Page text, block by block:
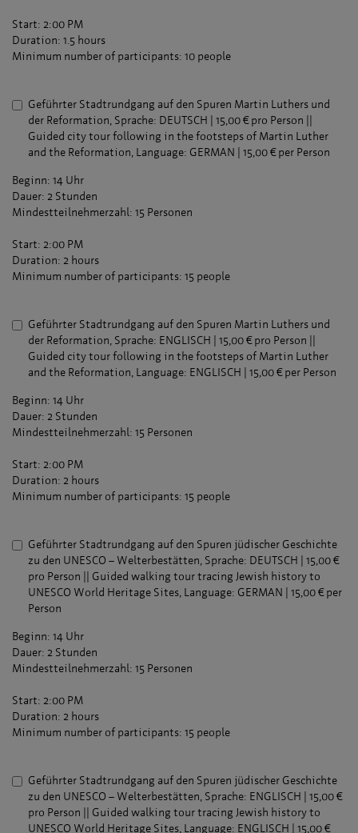
Start: 2:00 PM
Duration: 1.5 hours
Minimum number of participants: 10 people
Geführter Stadtrundgang auf den Spuren Martin Luthers und
der Reformation, Sprache: DEUTSCH | 15,00 € pro Person ||
Guided city tour following in the footsteps of Martin Luther
and the Reformation, Language: GERMAN | 15,00 € per Person
Beginn: 14 Uhr
Dauer: 2 Stunden
Mindestteilnehmerzahl: 15 Personen
Start: 2:00 PM
Duration: 2 hours
Minimum number of participants: 15 people
Geführter Stadtrundgang auf den Spuren Martin Luthers und
der Reformation, Sprache: ENGLISCH | 15,00 € pro Person ||
Guided city tour following in the footsteps of Martin Luther
and the Reformation, Language: ENGLISCH | 15,00 € per Person
Beginn: 14 Uhr
Dauer: 2 Stunden
Mindestteilnehmerzahl: 15 Personen
Start: 2:00 PM
Duration: 2 hours
Minimum number of participants: 15 people
Geführter Stadtrundgang auf den Spuren jüdischer Geschichte
zu den UNESCO – Welterbestätten, Sprache: DEUTSCH | 15,00 €
pro Person || Guided walking tour tracing Jewish history to
UNESCO World Heritage Sites, Language: GERMAN | 15,00 € per
Person
Beginn: 14 Uhr
Dauer: 2 Stunden
Mindestteilnehmerzahl: 15 Personen
Start: 2:00 PM
Duration: 2 hours
Minimum number of participants: 15 people
Geführter Stadtrundgang auf den Spuren jüdischer Geschichte
zu den UNESCO – Welterbestätten, Sprache: ENGLISCH | 15,00 €
pro Person || Guided walking tour tracing Jewish history to
UNESCO World Heritage Sites, Language: ENGLISCH | 15,00 €